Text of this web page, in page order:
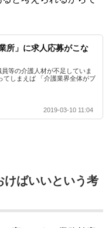
所」に求人応募がこな
等の介護人材が不足していま
てしまえば 「介護業界全体がブ
2019-03-10 11:04
ばいいという考